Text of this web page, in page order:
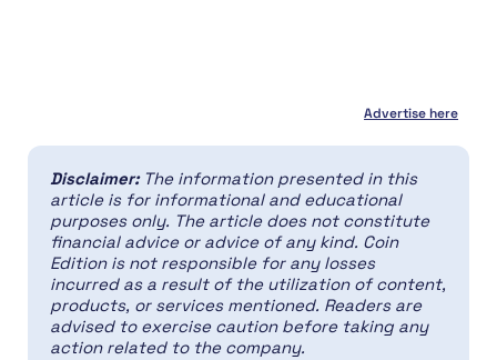
Advertise here
Disclaimer: The information presented in this
article is for informational and educational
purposes only. The article does not constitute
financial advice or advice of any kind. Coin
Edition is not responsible for any losses
incurred as a result of the utilization of content,
products, or services mentioned. Readers are
advised to exercise caution before taking any
action related to the company.